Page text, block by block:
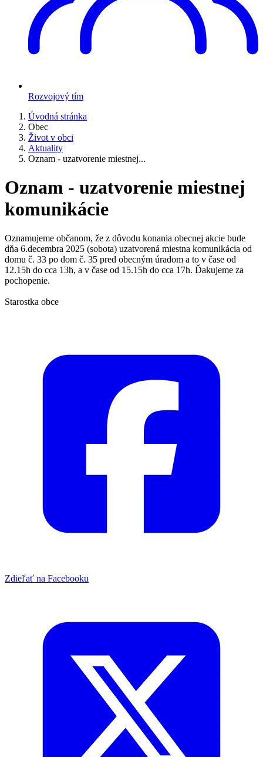
Rozvojový tím
Úvodná stránka
Obec
Život v obci
Aktuality
Oznam - uzatvorenie miestnej...
Oznam - uzatvorenie miestnej
komunikácie
Oznamujeme občanom, že z dôvodu konania obecnej akcie bude
dňa 6.decembra 2025 (sobota) uzatvorená miestna komunikácia od
domu č. 33 po dom č. 35 pred obecným úradom a to v čase od
12.15h do cca 13h, a v čase od 15.15h do cca 17h. Ďakujeme za
pochopenie.
Starostka obce
Zdieľať na Facebooku